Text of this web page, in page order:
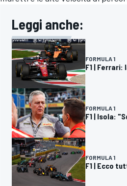
MONOMARCA
Leggi anche:
FORMULA 1
F1 |
FORMULA 1
F1 | Isola:
FORMULA 1
F1 | Ecco